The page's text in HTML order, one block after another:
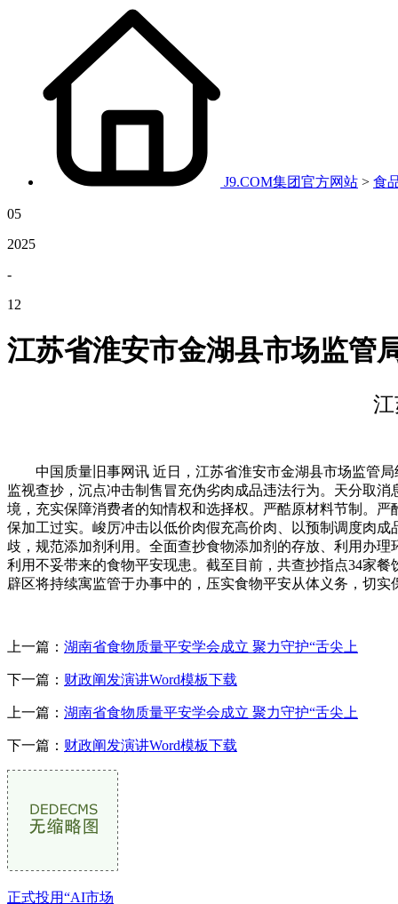
J9.COM集团官方网站 > 食
05
2025
-
12
江苏省淮安市金湖县市场监管
中国质量旧事网讯 近日，江苏省淮安市金湖县市场监管局
监视查抄，沉点冲击制售冒充伪劣肉成品违法行为。天分取
境，充实保障消费者的知情权和选择权。严酷原材料节制。
保加工过实。峻厉冲击以低价肉假充高价肉、以预制调度肉
歧，规范添加剂利用。全面查抄食物添加剂的存放、利用办
利用不妥带来的食物平安现患。截至目前，共查抄指点34家
辟区将持续寓监管于办事中的，压实食物平安从体义务，切
上一篇： 湖南省食物质量平安学会成立 聚力守护“舌尖上
下一篇： 财政阐发演讲Word模板下载
上一篇： 湖南省食物质量平安学会成立 聚力守护“舌尖上
下一篇： 财政阐发演讲Word模板下载
正式投用“AI市场